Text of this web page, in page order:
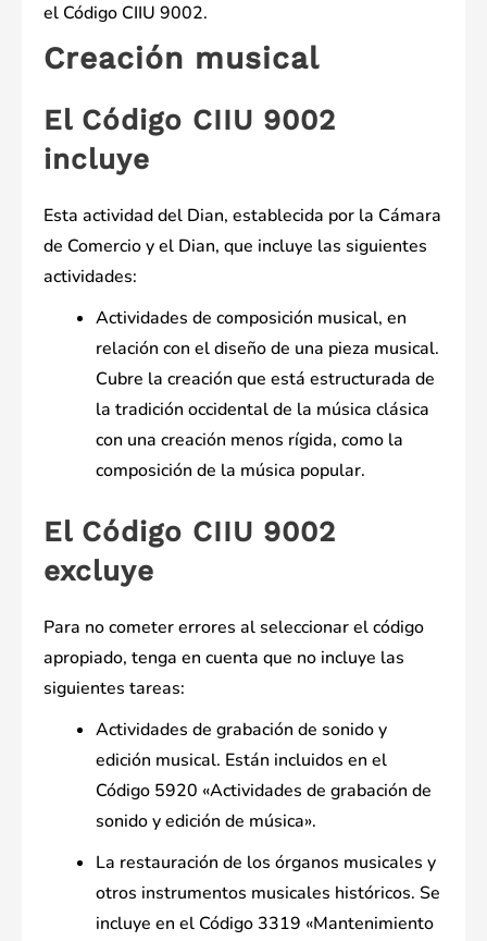
el Código CIIU 9002.
Creación musical
El Código CIIU 9002
incluye
Esta actividad del Dian, establecida por la Cámara
de Comercio y el Dian, que incluye las siguientes
actividades:
Actividades de composición musical, en
relación con el diseño de una pieza musical.
Cubre la creación que está estructurada de
la tradición occidental de la música clásica
con una creación menos rígida, como la
composición de la música popular.
El Código CIIU 9002
excluye
Para no cometer errores al seleccionar el código
apropiado, tenga en cuenta que no incluye las
siguientes tareas:
Actividades de grabación de sonido y
edición musical. Están incluidos en el
Código 5920 «Actividades de grabación de
sonido y edición de música».
La restauración de los órganos musicales y
otros instrumentos musicales históricos. Se
incluye en el Código 3319 «Mantenimiento